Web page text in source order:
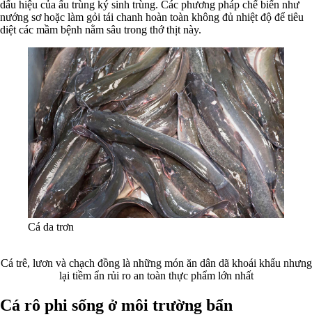
dấu hiệu của ấu trùng ký sinh trùng. Các phương pháp chế biến như
nướng sơ hoặc làm gỏi tái chanh hoàn toàn không đủ nhiệt độ để tiêu
diệt các mầm bệnh nằm sâu trong thớ thịt này.
Cá da trơn
Cá trê, lươn và chạch đồng là những món ăn dân dã khoái khẩu nhưng
lại tiềm ẩn rủi ro an toàn thực phẩm lớn nhất
Cá rô phi sống ở môi trường bẩn